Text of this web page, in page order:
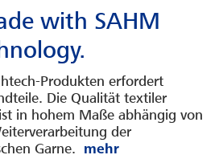
with SAHM
Produkten erfordert
Die Qualität textiler
in hohem Maße abhängig von
der
Garne.